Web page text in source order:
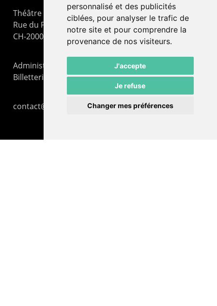
personnalisé et des publicités
ciblées, pour analyser le trafic de
notre site et pour comprendre la
provenance de nos visiteurs.
J'accepte
Je refuse
Changer mes préférences
Théâtre – Centre Culturel Neuchâtelois
Rue du Pommier 9
CH-2000 Neuchâtel
Administration : +41 32 725 03 03
Billetterie : +41 32 725 05 05
contact@lepommier.ch